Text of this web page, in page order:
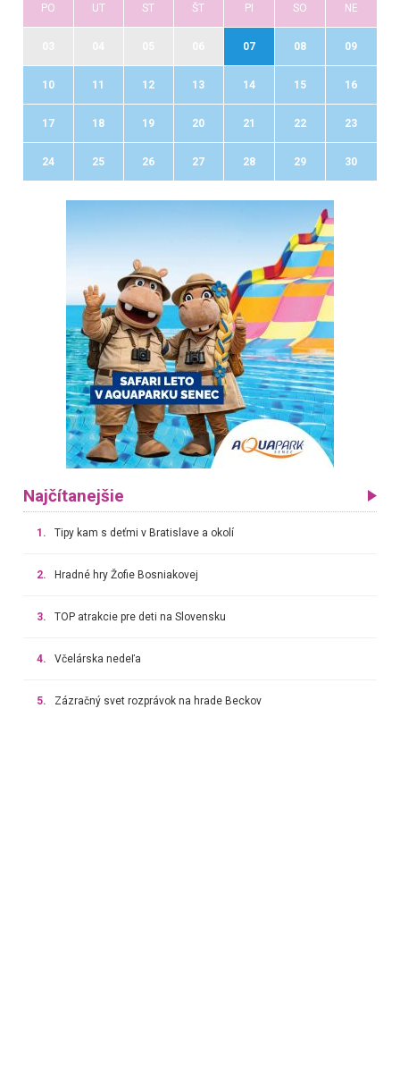
PO UT ST ŠT PI SO NE
07 08 09
10 11 12 13 14 15 16
17 18 19 20 21 22 23
24 25 26 27 28 29 30
Najčítanejšie
1. Tipy kam s deťmi v Bratislave a okolí
2. Hradné hry Žofie Bosniakovej
3. TOP atrakcie pre deti na Slovensku
4. Včelárska nedeľa
5. Zázračný svet rozprávok na hrade Beckov